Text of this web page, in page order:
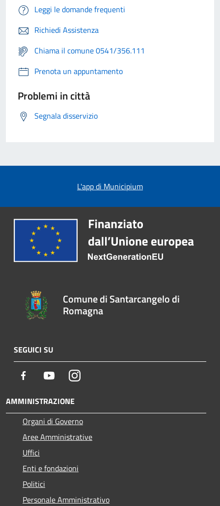
Leggi le domande frequenti
Richiedi Assistenza
Chiama il comune 0541/356.111
Prenota un appuntamento
Problemi in città
Segnala disservizio
L'app di Municipium
Comune di Santarcangelo di
Romagna
SEGUICI SU
Facebook YoutubeInstagram
AMMINISTRAZIONE
Organi di Governo
Aree Amministrative
Uffici
Enti e fondazioni
Politici
Personale Amministrativo